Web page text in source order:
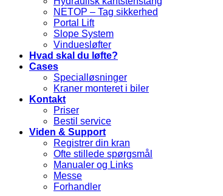
NETOP – Tag sikkerhed
Portal Lift
Slope System
Vinduesløfter
Hvad skal du løfte?
Cases
Specialløsninger
Kraner monteret i biler
Kontakt
Priser
Bestil service
Viden & Support
Registrer din kran
Ofte stillede spørgsmål
Manualer og Links
Messe
Forhandler